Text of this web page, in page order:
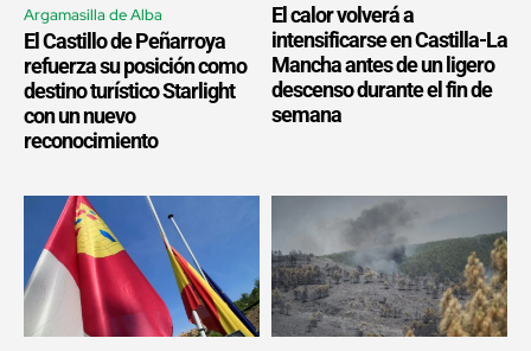
Argamasilla de Alba
El Castillo de Peñarroya
refuerza su posición como
destino turístico Starlight
con un nuevo
reconocimiento
El calor volverá a
intensificarse en Castilla-La
Mancha antes de un ligero
descenso durante el fin de
semana